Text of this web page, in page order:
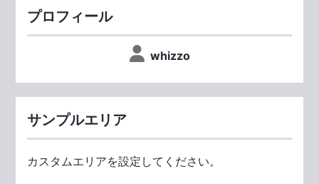
プロフィール
whizzo
サンプルエリア
カスタムエリアを設定してください。